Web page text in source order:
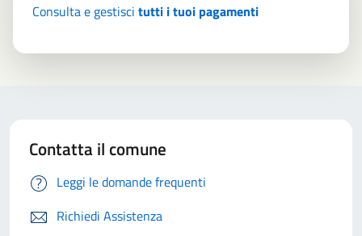
Consulta e gestisci tutti i tuoi pagamenti
Contatta il comune
Leggi le domande frequenti
Richiedi Assistenza